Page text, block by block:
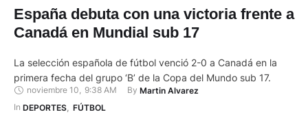
España debuta con una victoria frente a
Canadá en Mundial sub 17
La selección española de fútbol venció 2-0 a Canadá en la
primera fecha del grupo ‘B’ de la Copa del Mundo sub 17.
noviembre 10, 9:38 AM By Martin Alvarez
In DEPORTES, FÚTBOL